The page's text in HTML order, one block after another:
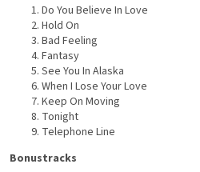
Do You Believe In Love
Hold On
Bad Feeling
Fantasy
See You In Alaska
When I Lose Your Love
Keep On Moving
Tonight
Telephone Line
Bonustracks